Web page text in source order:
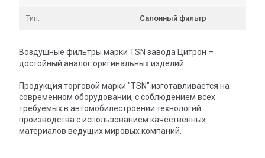
Тип: Салонный фильтр
Воздушные фильтры марки TSN завода Цитрон –
достойный аналог оригинальных изделий.
Продукция торговой марки "TSN" изготавливается на
современном оборудовании, с соблюдением всех
требуемых в автомобилестроении технологий
производства с использованием качественных
материалов ведущих мировых компаний.